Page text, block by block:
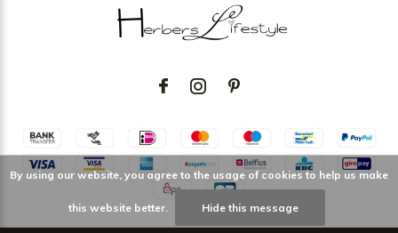
By using our website, you agree to the usage of cookies to help us make
this website better. Hide this message